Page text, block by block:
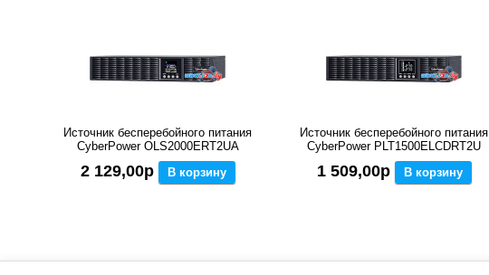
Источник бесперебойного питания
CyberPower OLS2000ERT2UA
2 129,00р В корзину
Источник бесперебойного питания
CyberPower PLT1500ELCDRT2U
1 509,00р В корзину